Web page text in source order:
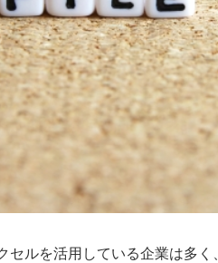
セルを活用している企業は多